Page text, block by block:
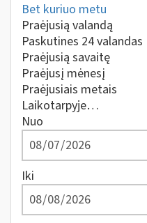
Bet kuriuo metu
Praėjusią valandą
Paskutines 24 valandas
Praėjusią savaitę
Praėjusį mėnesį
Praėjusiais metais
Laikotarpyje…
Nuo
Iki